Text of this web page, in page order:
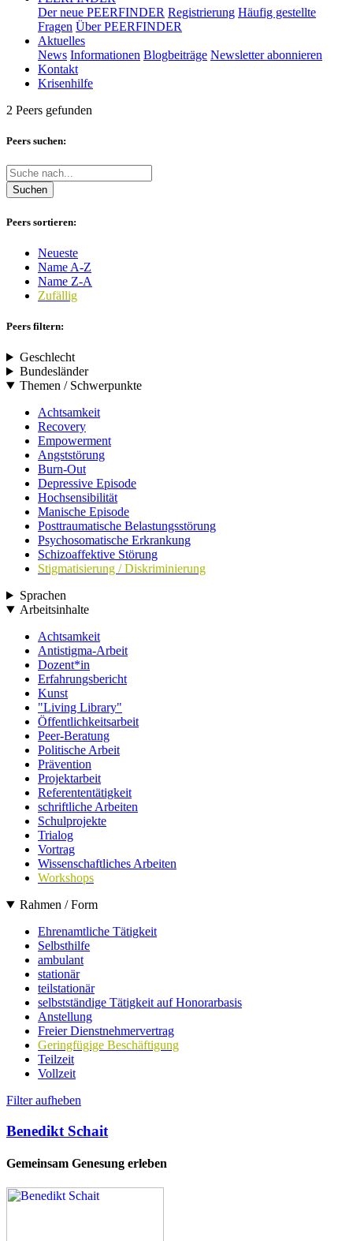
Der neue PEERFINDER Registrierung Häufig gestellte
Fragen Über PEERFINDER
Aktuelles
News Informationen Blogbeiträge Newsletter abonnieren
Kontakt
Krisenhilfe
2 Peers gefunden
Peers suchen:
Suchen
Peers sortieren:
Neueste
Name A-Z
Name Z-A
Zufällig
Peers filtern:
Geschlecht
Bundesländer
Themen / Schwerpunkte
Achtsamkeit
Recovery
Empowerment
Angststörung
Burn-Out
Depressive Episode
Hochsensibilität
Manische Episode
Posttraumatische Belastungsstörung
Psychosomatische Erkrankung
Schizoaffektive Störung
Stigmatisierung / Diskriminierung
Sprachen
Arbeitsinhalte
Achtsamkeit
Antistigma-Arbeit
Dozent*in
Erfahrungsbericht
Kunst
"Living Library"
Öffentlichkeitsarbeit
Peer-Beratung
Politische Arbeit
Prävention
Projektarbeit
Referententätigkeit
schriftliche Arbeiten
Schulprojekte
Trialog
Vortrag
Wissenschaftliches Arbeiten
Workshops
Rahmen / Form
Ehrenamtliche Tätigkeit
Selbsthilfe
ambulant
stationär
teilstationär
selbstständige Tätigkeit auf Honorarbasis
Anstellung
Freier Dienstnehmervertrag
Geringfügige Beschäftigung
Teilzeit
Vollzeit
Filter aufheben
Benedikt Schait
Gemeinsam Genesung erleben